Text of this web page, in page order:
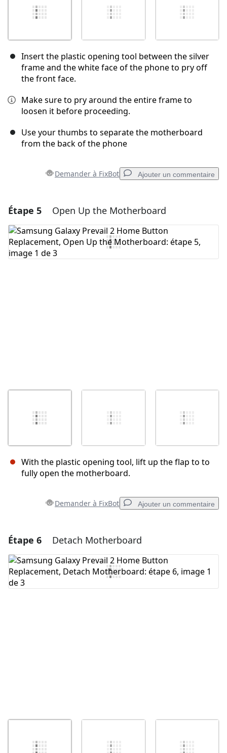
Insert the plastic opening tool between the silver
frame and the white face of the phone to pry off
the front face.
Make sure to pry around the entire frame to
loosen it before proceeding.
Use your thumbs to separate the motherboard
from the back of the phone
Demander à FixBot Ajouter un commentaire
Ajouter un commentaire
Ajouter un commentaire
Étape 5 Open Up the Motherboard
With the plastic opening tool, lift up the flap to to
fully open the motherboard.
Demander à FixBot Ajouter un commentaire
Ajouter un commentaire
Ajouter un commentaire
Étape 6 Detach Motherboard